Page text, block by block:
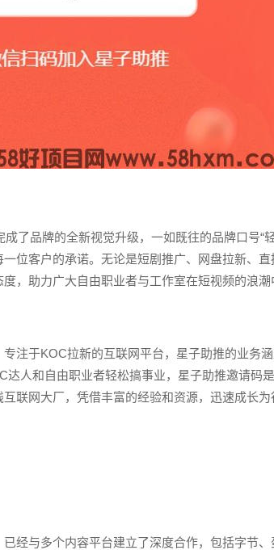
成了品牌的全新视觉升级，一如既往的品牌口号“
位客户的承诺。无论是短剧推广、网盘拉新、
，助力广大自由职业者与工作室在短视频的浪潮
注于KOC拉新的互联网平台，星子助推的业务
达人和自由职业者轻松搞事业，星子助推邀请码
联网大厂，凭借丰富的经验和资源，迅速成长为
经与多个内容平台建立了深度合作，包括字节、